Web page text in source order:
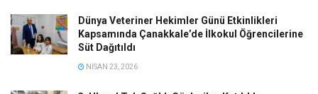
Dünya Veteriner Hekimler Günü Etkinlikleri
Kapsamında Çanakkale’de İlkokul Öğrencilerine
Süt Dağıtıldı
NISAN 23, 2026